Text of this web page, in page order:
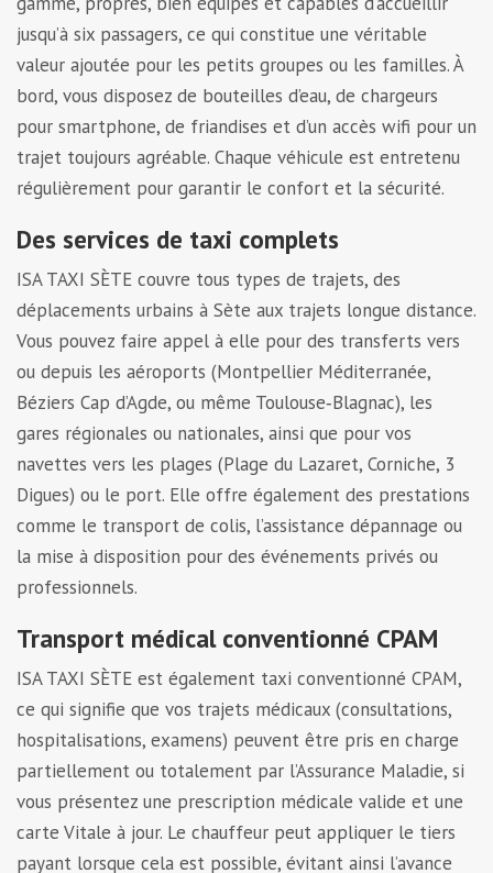
jusqu’à six passagers, ce qui constitue une véritable
valeur ajoutée pour les petits groupes ou les familles. À
bord, vous disposez de bouteilles d’eau, de chargeurs
pour smartphone, de friandises et d’un accès wifi pour un
trajet toujours agréable. Chaque véhicule est entretenu
régulièrement pour garantir le confort et la sécurité.
Des services de taxi complets
ISA TAXI SÈTE couvre tous types de trajets, des
déplacements urbains à Sète aux trajets longue distance.
Vous pouvez faire appel à elle pour des transferts vers
ou depuis les aéroports (Montpellier Méditerranée,
Béziers Cap d’Agde, ou même Toulouse‑Blagnac), les
gares régionales ou nationales, ainsi que pour vos
navettes vers les plages (Plage du Lazaret, Corniche, 3
Digues) ou le port. Elle offre également des prestations
comme le transport de colis, l’assistance dépannage ou
la mise à disposition pour des événements privés ou
professionnels.
Transport médical conventionné CPAM
ISA TAXI SÈTE est également taxi conventionné CPAM,
ce qui signifie que vos trajets médicaux (consultations,
hospitalisations, examens) peuvent être pris en charge
partiellement ou totalement par l’Assurance Maladie, si
vous présentez une prescription médicale valide et une
carte Vitale à jour. Le chauffeur peut appliquer le tiers
payant lorsque cela est possible, évitant ainsi l’avance